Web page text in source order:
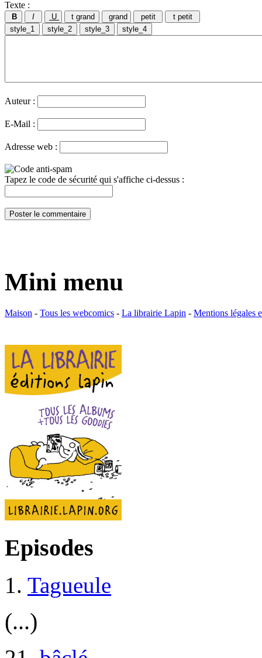
Texte :
Auteur :
E-Mail :
Adresse web :
Tapez le code de sécurité qui s'affiche ci-dessus :
Mini menu
Maison - Tous les webcomics - La librairie Lapin - Mentions légales
Episodes
1. Tagueule
(...)